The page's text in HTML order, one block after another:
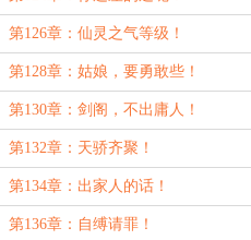
第126章：仙灵之气等级！
第128章：姑娘，要勇敢些！
第130章：剑阁，不出庸人！
第132章：天骄齐聚！
第134章：出家人的话！
第136章：自缚请罪！